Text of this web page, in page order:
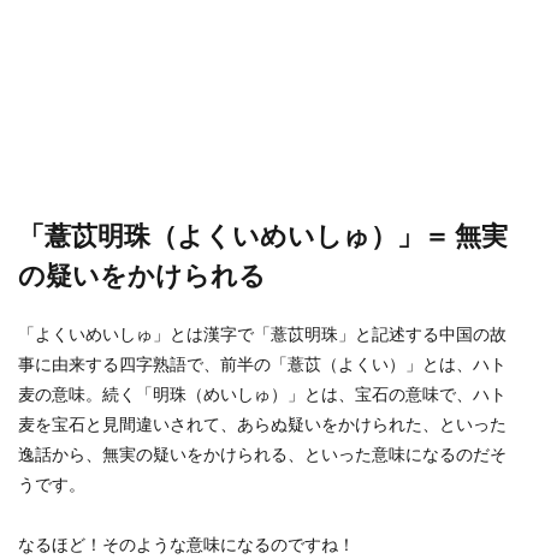
「薏苡明珠（よくいめいしゅ）」＝ 無実
の疑いをかけられる
「よくいめいしゅ」とは漢字で「薏苡明珠」と記述する中国の故
事に由来する四字熟語で、前半の「薏苡（よくい）」とは、ハト
麦の意味。続く「明珠（めいしゅ）」とは、宝石の意味で、ハト
麦を宝石と見間違いされて、あらぬ疑いをかけられた、といった
逸話から、無実の疑いをかけられる、といった意味になるのだそ
うです。
なるほど！そのような意味になるのですね！